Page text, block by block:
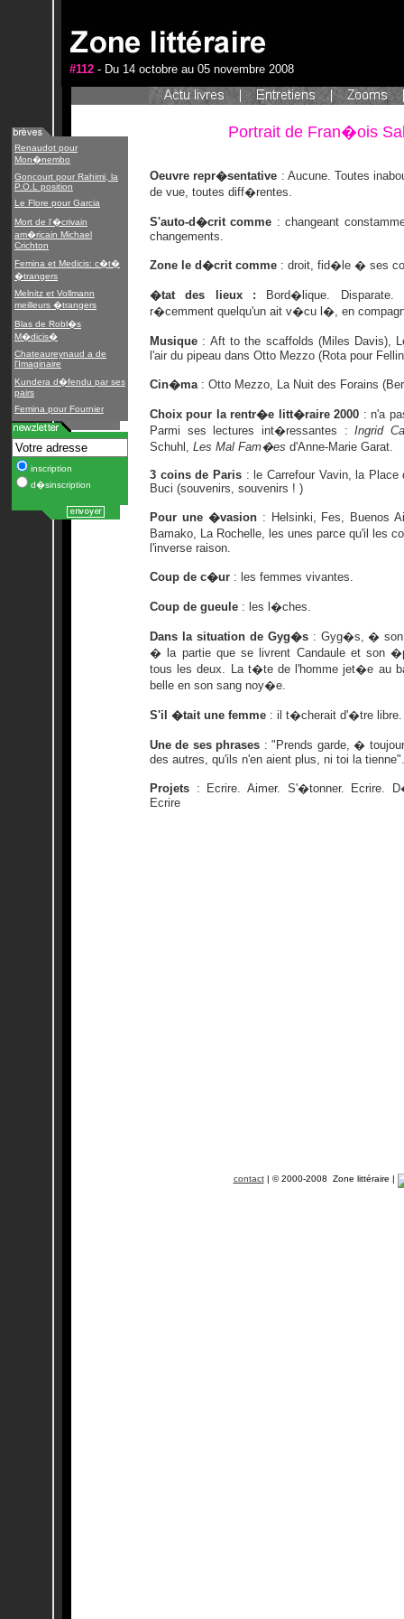
#112 - Du 14 octobre au 05 novembre 2008
Renaudot pour
Mon�nembo
Goncourt pour Rahimi, la
P.O.L position
Le Flore pour Garcia
Mort de l'�crivain
am�ricain Michael
Crichton
Femina et Medicis: c�t�
�trangers
Melnitz et Vollmann
meilleurs �trangers
Blas de Robl�s
M�dicis�
Chateaureynaud a de
l'Imaginaire
Kundera d�fendu par ses
pairs
Femina pour Fournier
inscription
d�sinscription
Portrait de Fran�ois
Oeuvre repr�sentative : Aucune. Toutes
de vue, toutes diff�rentes.
S'auto-d�crit comme : changeant
changements.
Zone le d�crit comme : droit, fid�le � ses
�tat des lieux : Bord�lique.
r�cemment quelqu'un ait v�cu l�, en
Musique : Aft to the scaffolds (Miles Davis),
l'air du pipeau dans Otto Mezzo (Rota pour
Cin�ma : Otto Mezzo, La Nuit des Forains
Choix pour la rentr�e litt�raire 2000 : n'a
Parmi ses lectures int�ressantes :Ingrid
Schuhl, Les Mal Fam�es d'Anne-Marie Garat.
3 coins de Paris : le Carrefour Vavin, la
Buci (souvenirs, souvenirs ! )
Pour une �vasion: Helsinki, Fes, Buenos
Bamako, La Rochelle, les unes parce qu'il les
l'inverse raison.
Coup de c�ur : les femmes vivantes.
Coup de gueule : les l�ches.
Dans la situation de Gyg�s : Gyg�s, � son
� la partie que se livrent Candaule et son
tous les deux. La t�te de l'homme jet�e au
belle en son sang noy�e.
S'il �tait une femme : il t�cherait d'�tre libre.
Une de ses phrases : "Prends garde, �
des autres, qu'ils n'en aient plus, ni toi la tienne".
Projets : Ecrire. Aimer. S'�tonner. Ecrire.
Ecrire
contact| © 2000-2008 Zone littéraire |